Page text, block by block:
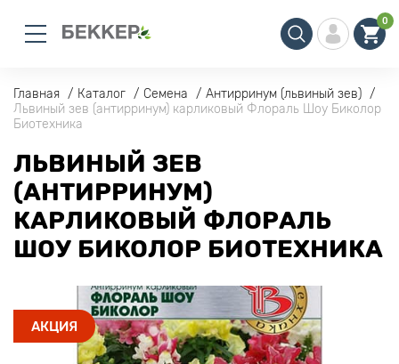
0
Главная Каталог Семена
Антирринум (львиный зев)
Львиный зев (антирринум) карликовый Флораль Шоу Биколор
Биотехника
ЛЬВИНЫЙ ЗЕВ
(АНТИРРИНУМ)
КАРЛИКОВЫЙ ФЛОРАЛЬ
ШОУ БИКОЛОР БИОТЕХНИКА
АКЦИЯ